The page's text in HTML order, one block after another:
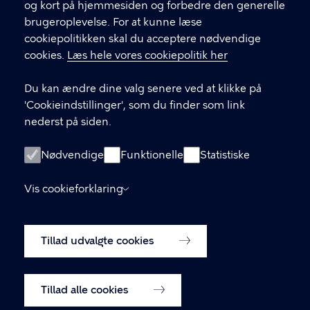
og kort på hjemmesiden og forbedre den generelle
brugeroplevelse. For at kunne læse
cookiepolitikken skal du acceptere nødvendige
cookies. Læs hele vores cookiepolitik her
Du kan ændre dine valg senere ved at klikke på
'Cookieindstillinger', som du finder som link
nederst på siden.
Nødvendige Funktionelle Statistiske
Vis cookieforklaring
Tillad udvalgte cookies
Tillad alle cookies
GENVEJE
Digital Post
Databeskyttelse
Tilgængelighedserklæring
Om hjemmesiden
Cookiepolitik